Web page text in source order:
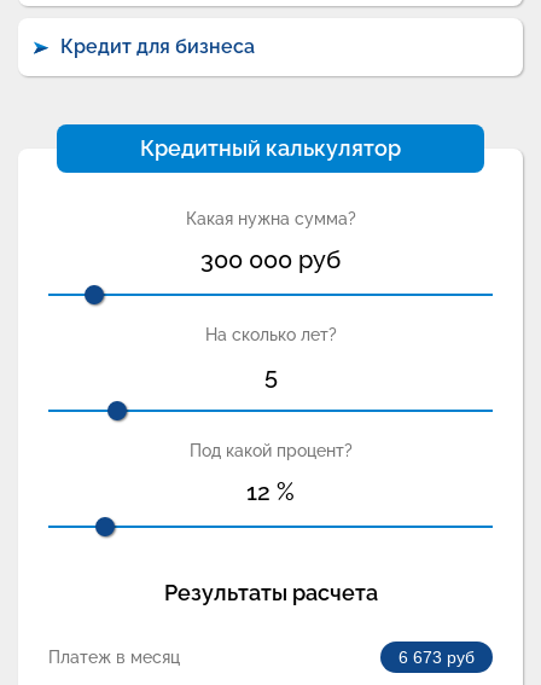
Кредит для бизнеса
Кредитный калькулятор
Какая нужна сумма?
300 000 руб
На сколько лет?
5
Под какой процент?
12 %
Результаты расчета
Платеж в месяц 6 673 руб